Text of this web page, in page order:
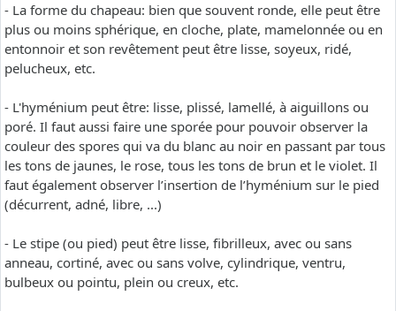
- La forme du chapeau: bien que souvent ronde, elle peut être
plus ou moins sphérique, en cloche, plate, mamelonnée ou en
entonnoir et son revêtement peut être lisse, soyeux, ridé,
pelucheux, etc.
- L'hyménium peut être: lisse, plissé, lamellé, à aiguillons ou
poré. Il faut aussi faire une sporée pour pouvoir observer la
couleur des spores qui va du blanc au noir en passant par tous
les tons de jaunes, le rose, tous les tons de brun et le violet. Il
faut également observer l’insertion de l’hyménium sur le pied
(décurrent, adné, libre, ...)
- Le stipe (ou pied) peut être lisse, fibrilleux, avec ou sans
anneau, cortiné, avec ou sans volve, cylindrique, ventru,
bulbeux ou pointu, plein ou creux, etc.